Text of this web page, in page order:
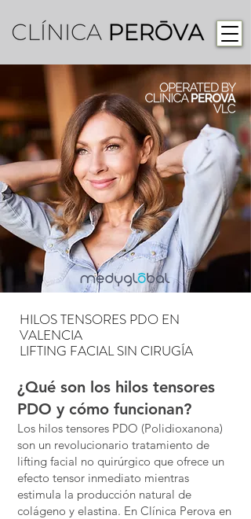
HILOS TENSORES PDO EN
VALENCIA
LIFTING FACIAL SIN CIRUGÍA
¿Qué son los hilos tensores
PDO y cómo funcionan?
Los hilos tensores PDO (Polidioxanona)
son un revolucionario tratamiento de
lifting facial no quirúrgico que ofrece un
efecto tensor inmediato mientras
estimula la producción natural de
colágeno y elastina. En Clínica Perova en